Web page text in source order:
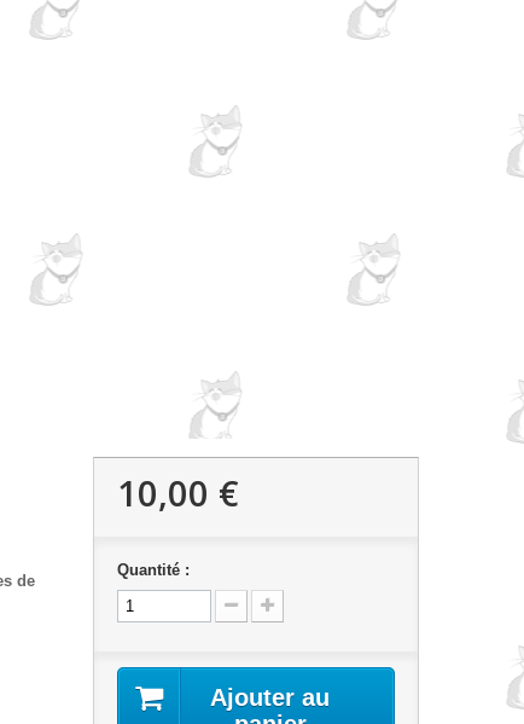
de
10,00 €
Quantité :
Ajouter au